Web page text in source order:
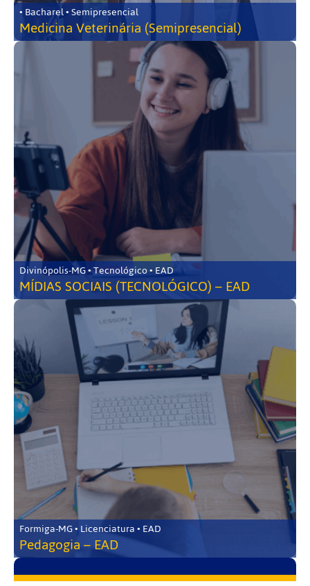
• Bacharel • Semipresencial
Medicina Veterinária (Semipresencial)
Divinópolis-MG • Tecnológico • EAD
MÍDIAS SOCIAIS (TECNOLÓGICO) – EAD
Formiga-MG • Licenciatura • EAD
Pedagogia – EAD